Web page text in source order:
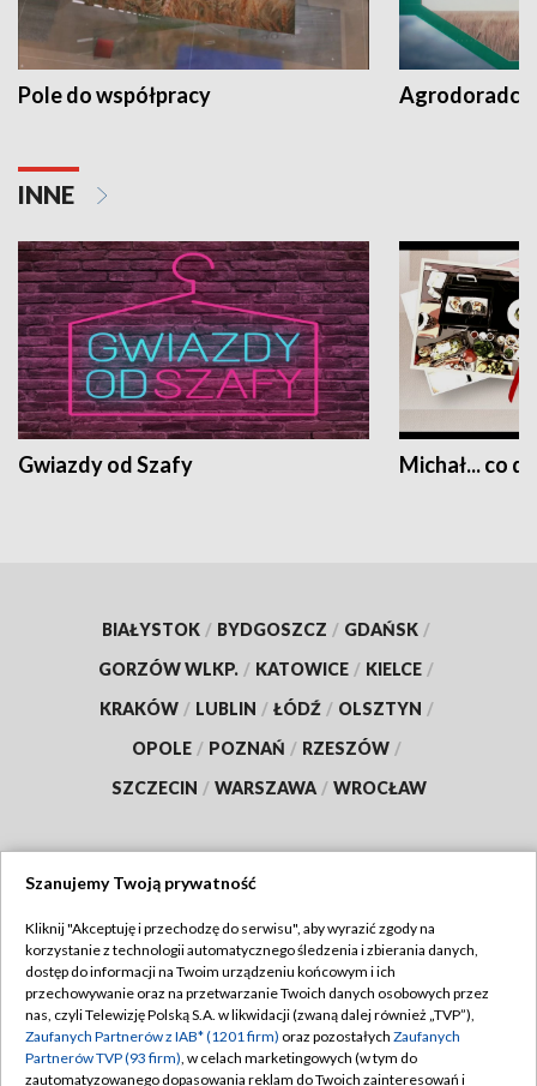
Pole do współpracy Agrodoradcy
INNE
Gwiazdy od Szafy Michał... co
BIAŁYSTOK / BYDGOSZCZ / GDAŃSK /
GORZÓW WLKP. / KATOWICE / KIELCE /
KRAKÓW / LUBLIN / ŁÓDŹ / OLSZTYN /
OPOLE / POZNAŃ / RZESZÓW /
SZCZECIN / WARSZAWA / WROCŁAW
TVP
Abonament TVP
Emisja w TVP
Centrum informacji TVP
Regulamin TVP
Polityka prywatności
Moje zgody
Szanujemy Twoją prywatność
Kliknij "Akceptuję i przechodzę do serwisu", aby wyrazić zgody na
korzystanie z technologii automatycznego śledzenia i zbierania danych,
dostęp do informacji na Twoim urządzeniu końcowym i ich
przechowywanie oraz na przetwarzanie Twoich danych osobowych przez
nas, czyli Telewizję Polską S.A. w likwidacji (zwaną dalej również „TVP”),
Zaufanych Partnerów z IAB* (1201 firm) oraz pozostałych Zaufanych
Partnerów TVP (93 firm), w celach marketingowych (w tym do
zautomatyzowanego dopasowania reklam do Twoich zainteresowań i